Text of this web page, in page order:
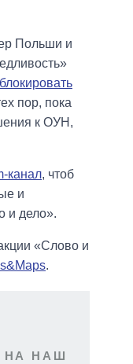
Польши и
блокировать
пор, пока
к ОУН,
канал, чтоб
и
и дело».
«Слово и
.
НА НАШ